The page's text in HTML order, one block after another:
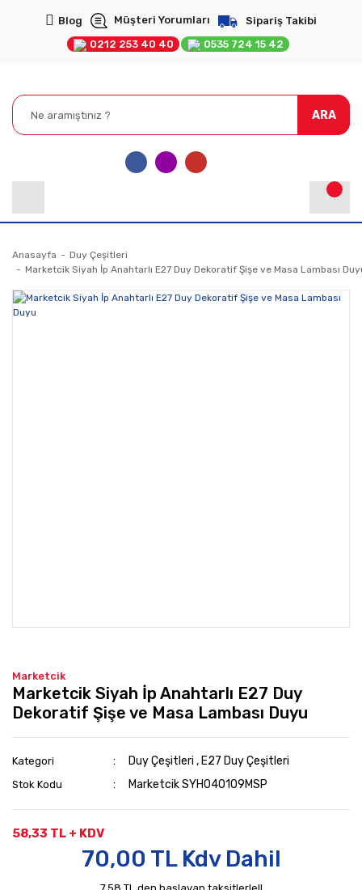
Blog Müşteri Yorumları
Sipariş Takibi
0212 253 40 40
0535 724 15 42
ARA
Anasayfa
Duy Çeşitleri
Marketcik Siyah İp Anahtarlı E27 Duy Dekoratif Şişe ve Masa Lambası
Marketcik
Marketcik Siyah İp Anahtarlı E27 Duy
Dekoratif Şişe ve Masa Lambası Duyu
Kategori Duy Çeşitleri , E27 Duy Çeşitleri
Stok Kodu Marketcik SYH040109MSP
58,33 TL + KDV
70,00 TL Kdv Dahil